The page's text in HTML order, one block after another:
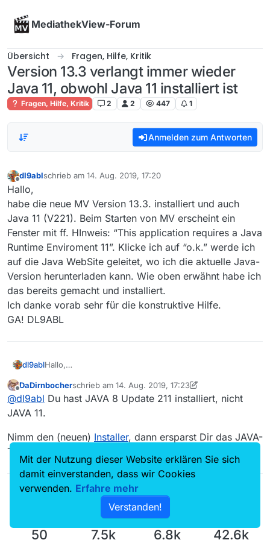
MediathekView-Forum
Übersicht Fragen, Hilfe, Kritik
Version 13.3 verlangt immer wieder
Java 11, obwohl Java 11 installiert ist
Fragen, Hilfe, Kritik 2 2 447 1
Anmelden zum Antworten
Offline
dl9ablschrieb am 14. Aug. 2019, 17:20
zuletzt editiert von
Hallo,
habe die neue MV Version 13.3. installiert und auch
Java 11 (V221). Beim Starten von MV erscheint ein
Fenster mit ff. HInweis: “This application requires a Java
Runtime Enviroment 11”. Klicke ich auf “o.k.” werde ich
auf die Java WebSite geleitet, wo ich die aktuelle Java-
Version herunterladen kann. Wie oben erwähnt habe ich
das bereits gemacht und installiert.
Ich danke vorab sehr für die konstruktive Hilfe.
GA! DL9ABL
dl9ablHallo,
11 (V221). Beim Starten von MV erscheint ein Fenster mit
ff. HInweis: “This application requires a Java Runtime
herunterladen kann. Wie oben erwähnt habe ich das
bereits gemacht und installiert.
Ich danke vorab sehr für die konstruktive Hilfe.
GA! DL9ABL
Offline
DaDirnbocherschrieb am 14. Aug. 2019, 17:23
zuletzt editiert von DaDirnbocher
@dl9abl Du hast JAVA 8 Update 211 installiert, nicht
JAVA 11.
Nimm den (neuen) Installer, dann ersparst Dir das JAVA-
Thema.
50 7.5k 6.8k 42.6k
Mit der Nutzung dieser Website erklären Sie sich
damit einverstanden, dass wir Cookies
verwenden. Erfahre mehr
Verstanden!